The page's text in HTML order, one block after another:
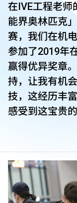
在IVE工程老师
能界奥林匹克
赛，我们在机
参加了2019年
赢得优异奖章
持，让我有机
技，这经历丰
感受到这宝贵